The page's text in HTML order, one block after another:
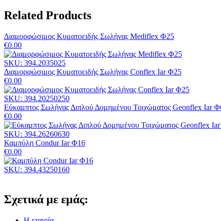
Related Products
Διαμορφώσιμος Κυματοειδής Σωλήνας Mediflex Φ25
€0.00
SKU: 394.2035025
Διαμορφώσιμος Κυματοειδής Σωλήνας Conflex Iar Φ25
€0.00
SKU: 394.20250250
Εύκαμπτος Σωλήνας Διπλού Δομημένου Τοιχώματος Geonflex Iar
€0.00
SKU: 394.26260630
Καμπύλη Condur Iar Φ16
€0.00
SKU: 394.43250160
Σχετικά με εμάς: